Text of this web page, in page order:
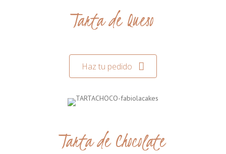
Tarta de Queso
Haz tu pedido
Tarta de Chocolate